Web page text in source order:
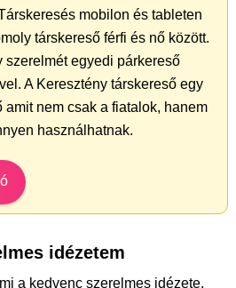
mobilon és tableten
társkereső férfi és nő között.
szerelmét egyedi párkereső
A Keresztény társkereső egy
nem csak a fiatalok, hanem
használhatnak.
idézetem
a kedvenc szerelmes idézete.